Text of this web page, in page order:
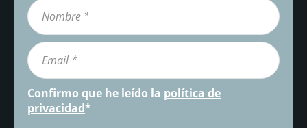
Confirmo que he leído la política de
privacidad*